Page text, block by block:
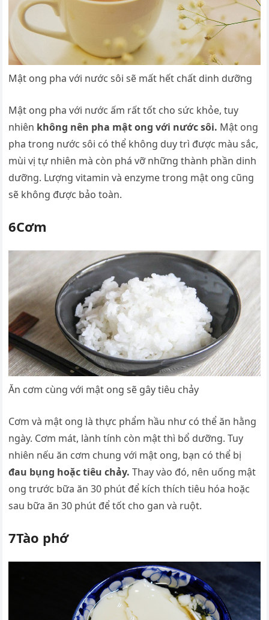
Mật ong pha với nước sôi sẽ mất hết chất dinh dưỡng
Mật ong pha với nước ấm rất tốt cho sức khỏe, tuy
nhiên không nên pha mật ong với nước sôi. Mật ong
pha trong nước sôi có thể không duy trì được màu sắc,
mùi vị tự nhiên mà còn phá vỡ những thành phần dinh
dưỡng. Lượng vitamin và enzyme trong mật ong cũng
sẽ không được bảo toàn.
6Cơm
Ăn cơm cùng với mật ong sẽ gây tiêu chảy
Cơm và mật ong là thực phẩm hầu như có thể ăn hằng
ngày. Cơm mát, lành tính còn mật thì bổ dưỡng. Tuy
nhiên nếu ăn cơm chung với mật ong, bạn có thể bị
đau bụng hoặc tiêu chảy. Thay vào đó, nên uống mật
ong trước bữa ăn 30 phút để kích thích tiêu hóa hoặc
sau bữa ăn 30 phút để tốt cho gan và ruột.
7Tào phớ